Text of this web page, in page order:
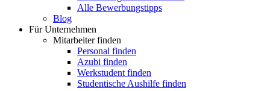
Alle Bewerbungstipps
Blog
Für Unternehmen
Mitarbeiter finden
Personal finden
Azubi finden
Werkstudent finden
Studentische Aushilfe finden